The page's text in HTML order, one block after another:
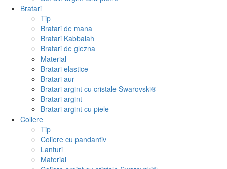
Bratari
Tip
Bratari de mana
Bratari Kabbalah
Bratari de glezna
Material
Bratari elastice
Bratari aur
Bratari argint cu cristale Swarovski®
Bratari argint
Bratari argint cu piele
Coliere
Tip
Coliere cu pandantiv
Lanturi
Material